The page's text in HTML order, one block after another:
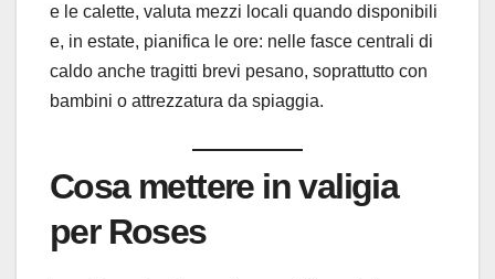
e le calette, valuta mezzi locali quando disponibili
e, in estate, pianifica le ore: nelle fasce centrali di
caldo anche tragitti brevi pesano, soprattutto con
bambini o attrezzatura da spiaggia.
Cosa mettere in valigia
per Roses